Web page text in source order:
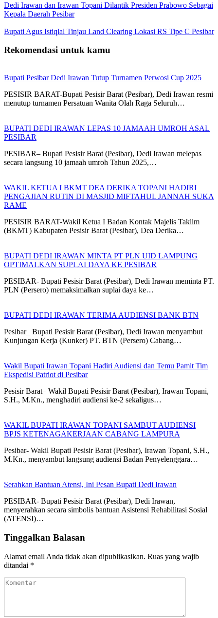
Dedi Irawan dan Irawan Topani Dilantik Presiden Prabowo Sebagai
Kepala Daerah Pesibar
Bupati Agus Istiqlal Tinjau Land Clearing Lokasi RS Tipe C Pesibar
Rekomendasi untuk kamu
Bupati Pesibar Dedi Irawan Tutup Turnamen Perwosi Cup 2025
PESISIR BARAT-Bupati Pesisir Barat (Pesibar), Dedi Irawan resmi
menutup turnamen Persatuan Wanita Olah Raga Seluruh…
BUPATI DEDI IRAWAN LEPAS 10 JAMAAH UMROH ASAL
PESIBAR
PESIBAR– Bupati Pesisir Barat (Pesibar), Dedi Irawan melepas
secara langsung 10 jamaah umroh Tahun 2025,…
WAKIL KETUA I BKMT DEA DERIKA TOPANI HADIRI
PENGAJIAN RUTIN DI MASJID MIFTAHUL JANNAH SUKA
RAME
PESISIR BARAT-Wakil Ketua I Badan Kontak Majelis Taklim
(BKMT) Kabupaten Pesisir Barat (Pesibar), Dea Derika…
BUPATI DEDI IRAWAN MINTA PT PLN UID LAMPUNG
OPTIMALKAN SUPLAI DAYA KE PESIBAR
PESIBAR- Bupati Pesisir Barat (Pesibar), Dedi Irawan meminta PT.
PLN (Persero) memaksimalkan suplai daya ke…
BUPATI DEDI IRAWAN TERIMA AUDIENSI BANK BTN
Pesibar_ Bupati Pesisir Barat (Pesibar), Dedi Irawan menyambut
Kunjungan Kerja (Kunker) PT. BTN (Persero) Cabang…
Wakil Bupati Irawan Topani Hadiri Audiensi dan Temu Pamit Tim
Ekspedisi Patriot di Pesibar
Pesisir Barat– Wakil Bupati Pesisir Barat (Pesibar), Irawan Topani,
S.H., M.Kn., menghadiri audiensi ke-2 sekaligus…
WAKIL BUPATI IRAWAN TOPANI SAMBUT AUDIENSI
BPJS KETENAGAKERJAAN CABANG LAMPURA
Pesibar- Wakil Bupati Pesisir Barat (Pesibar), Irawan Topani, S.H.,
M.Kn., menyambut langsung audiensi Badan Penyelenggara…
Serahkan Bantuan Atensi, Ini Pesan Bupati Dedi Irawan
PESIBAR- Bupati Pesisir Barat (Pesibar), Dedi Irawan,
menyerahkan secara simbolis bantuan Asistensi Rehabilitasi Sosial
(ATENSI)…
Tinggalkan Balasan
Alamat email Anda tidak akan dipublikasikan. Ruas yang wajib
ditandai *